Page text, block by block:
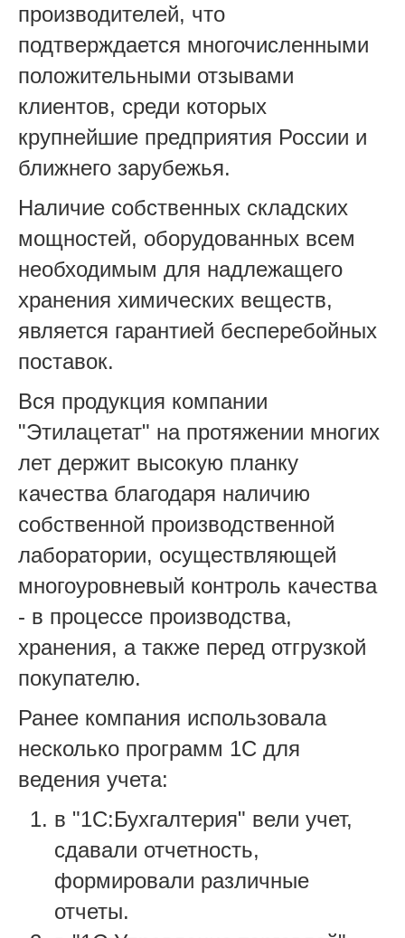
производителей, что
подтверждается многочисленными
положительными отзывами
клиентов, среди которых
крупнейшие предприятия России и
ближнего зарубежья.
Наличие собственных складских
мощностей, оборудованных всем
необходимым для надлежащего
хранения химических веществ,
является гарантией бесперебойных
поставок.
Вся продукция компании
"Этилацетат" на протяжении многих
лет держит высокую планку
качества благодаря наличию
собственной производственной
лаборатории, осуществляющей
многоуровневый контроль качества
- в процессе производства,
хранения, а также перед отгрузкой
покупателю.
Ранее компания использовала
несколько программ 1С для
ведения учета:
в "1С:Бухгалтерия" вели учет,
сдавали отчетность,
формировали различные
отчеты.